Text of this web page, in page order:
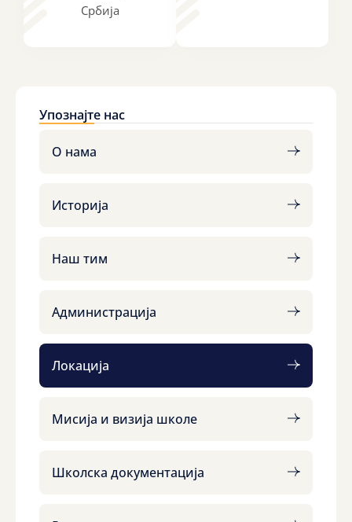
Упознајте нас
О нама
Историја
Наш тим
Администрација
Локација
Мисија и визија школе
Школска документација
Србија